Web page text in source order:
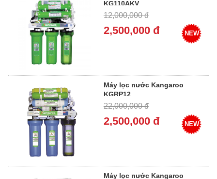
KG110AKV
12,000,000 đ
2,500,000 đ NEW
Máy lọc nước Kangaroo
KGRP12
22,000,000 đ
2,500,000 đ NEW
Máy lọc nước Kangaroo